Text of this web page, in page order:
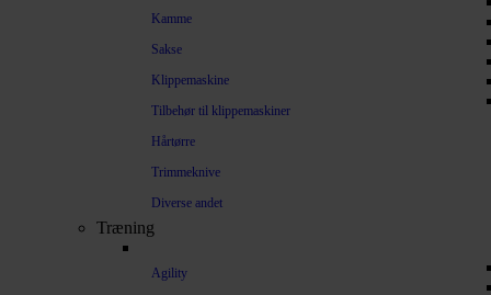
Kamme
Sakse
Klippemaskine
Tilbehør til klippemaskiner
Hårtørre
Trimmeknive
Diverse andet
Træning
Agility